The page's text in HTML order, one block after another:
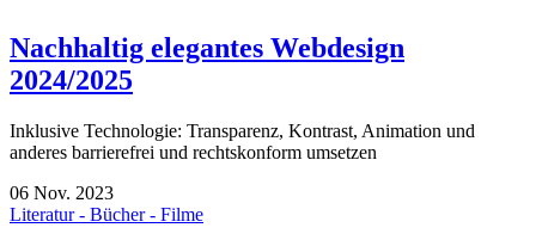
Nachhaltig elegantes Webdesign
2024/2025
Inklusive Technologie: Transparenz, Kontrast, Animation und
anderes barrierefrei und rechtskonform umsetzen
06 Nov. 2023
Literatur - Bücher - Filme